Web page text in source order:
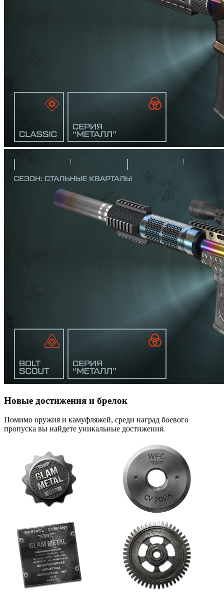
Новые достижения и брелок
Помимо оружия и камуфляжей, среди наград боевого
пропуска вы найдете уникальные достижения.